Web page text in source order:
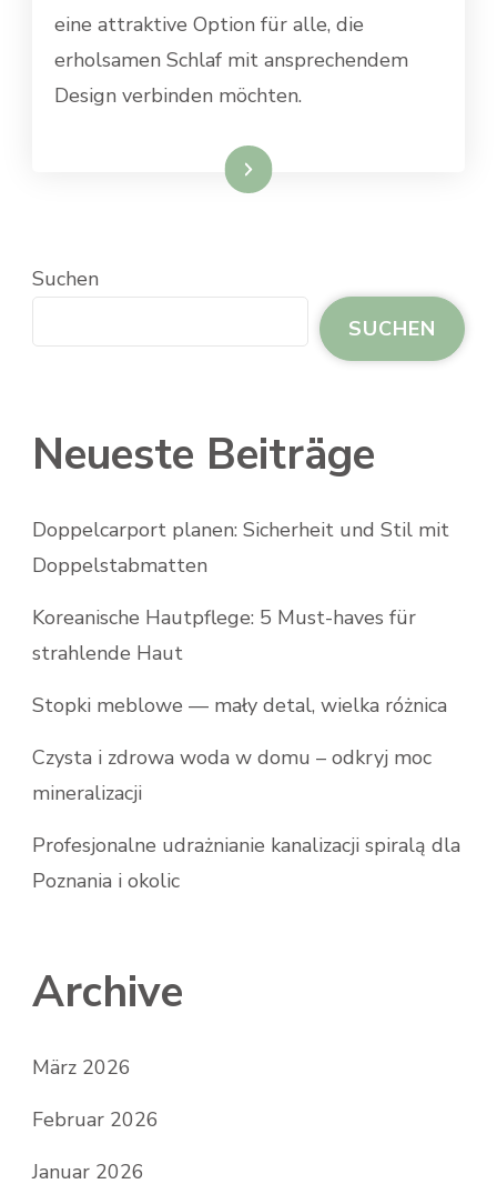
eine attraktive Option für alle, die
erholsamen Schlaf mit ansprechendem
Design verbinden möchten.
Weiterlesen
Suchen
SUCHEN
Neueste Beiträge
Doppelcarport planen: Sicherheit und Stil mit
Doppelstabmatten
Koreanische Hautpflege: 5 Must-haves für
strahlende Haut
Stopki meblowe — mały detal, wielka różnica
Czysta i zdrowa woda w domu – odkryj moc
mineralizacji
Profesjonalne udrażnianie kanalizacji spiralą dla
Poznania i okolic
Archive
März 2026
Februar 2026
Januar 2026